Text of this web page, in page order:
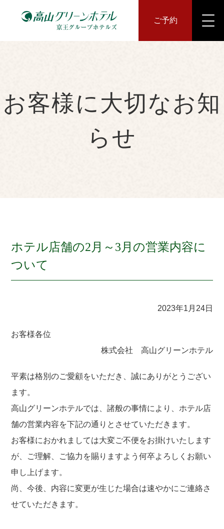
ご予約
お客様に大切なお知
らせ
ホテル店舗の2月～3月の営業内容に
ついて
2023年1月24日
お客様各位
株式会社 高山グリーンホテル
平素は格別のご愛顧をいただき、誠にありがとうござい
ます。
高山グリーンホテルでは、諸般の事情により、ホテル店
舗の営業内容を下記の通りとさせていただきます。
お客様におかれましては大変ご不便をお掛けいたします
が、ご理解、ご協力を賜りますよう何卒よろしくお願い
申し上げます。
尚、今後、内容に変更が生じた場合は速やかにご連絡さ
せていただきます。